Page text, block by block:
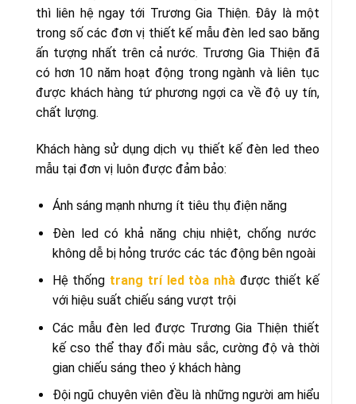
thì liên hệ ngay tới Trương Gia Thiện. Đây là một
trong số các đơn vị thiết kế mẫu đèn led sao băng
ấn tượng nhất trên cả nước. Trương Gia Thiện đã
có hơn 10 năm hoạt động trong ngành và liên tục
được khách hàng tứ phương ngợi ca về độ uy tín,
chất lượng.
Khách hàng sử dụng dịch vụ thiết kế đèn led theo
mẫu tại đơn vị luôn được đảm bảo:
Ánh sáng mạnh nhưng ít tiêu thụ điện năng
Đèn led có khả năng chịu nhiệt, chống nước
không dễ bị hỏng trước các tác động bên ngoài
Hệ thống trang trí led tòa nhàđược thiết kế
với hiệu suất chiếu sáng vượt trội
Các mẫu đèn led được Trương Gia Thiện thiết
kế cso thể thay đổi màu sắc, cường độ và thời
gian chiếu sáng theo ý khách hàng
Đội ngũ chuyên viên đều là những người am hiểu